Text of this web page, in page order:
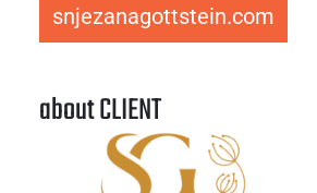
snjezanagottstein.com
about CLIENT